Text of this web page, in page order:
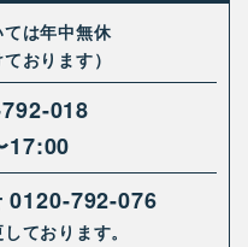
は年中無休
おります）
018
17:00
0120-792-076
ております。